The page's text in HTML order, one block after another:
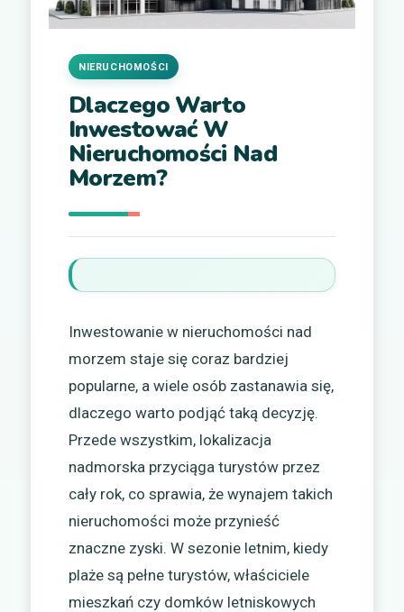
Dlaczego Warto
Inwestować W
Nieruchomości Nad
Morzem?
NIERUCHOMOŚCI
Inwestowanie w nieruchomości nad
morzem staje się coraz bardziej
popularne, a wiele osób zastanawia się,
dlaczego warto podjąć taką decyzję.
Przede wszystkim, lokalizacja
nadmorska przyciąga turystów przez
cały rok, co sprawia, że wynajem takich
nieruchomości może przynieść
znaczne zyski. W sezonie letnim, kiedy
plaże są pełne turystów, właściciele
mieszkań czy domków letniskowych